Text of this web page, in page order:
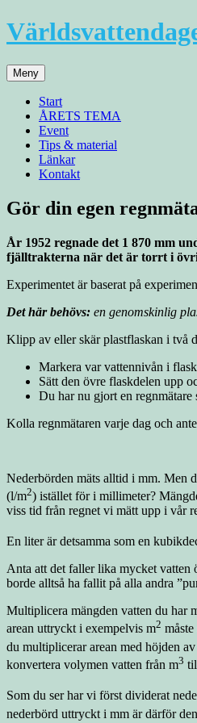
Hoppa
till
Meny
Start
ÅRETS TEMA
Event
Tips & material
Länkar
Kontakt
Gör din egen
År 1952 regnade det 1 870 mm
fjälltrakterna när det är torrt i
Experimentet är baserat på
Det här behövs: en genomskinlig
Klipp av eller skär plastflaskan i två
Markera var vattennivån i
Sätt den övre flaskdelen upp
Du har nu gjort en regnmätare
Kolla regnmätaren varje dag och
Nederbörden mäts alltid i mm. Men
(l/m2) istället för i millimeter?
viss tid från regnet vi mätt upp i vår
En liter är detsamma som en
Anta att det faller lika mycket vatten
borde alltså ha fallit på alla andra
Multiplicera mängden vatten du har
arean uttryckt i exempelvis m2
du multiplicerar arean med höjden
konvertera volymen vatten från m3
Som du ser har vi först dividerat
nederbörd uttryckt i mm är därför